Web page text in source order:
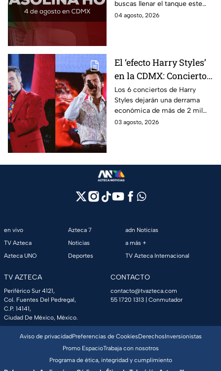
buscas llenar el tanque este
martes 4 de agosto 2026; aquí
04 agosto, 2026
El ‘efecto Harry Styles’
en la CDMX: Conciertos
dejarán derrama de
más de 2 mil millones
de pesos
Los 6 conciertos de Harry
Styles dejarán una derrama
económica de más de 2 mil
millones de pesos en CDMX,
03 agosto, 2026
en vivo
TV Azteca
Azteca UNO
Azteca 7
Noticias
Deportes
adn Noticias
a más +
TV Azteca Internacional
TV AZTECA
Periférico Sur 4121,
Col. Fuentes Del Pedregal,
C.P. 14141,
Ciudad De México, México.
CONTACTO
contacto@tvazteca.com
55 1720 1313 | Conmutador
Aviso de privacidadPreferencias de CookiesDerechosInversionistas
Promo EspacioTrabaja con nosotros
Programa de ética, integridad y cumplimiento